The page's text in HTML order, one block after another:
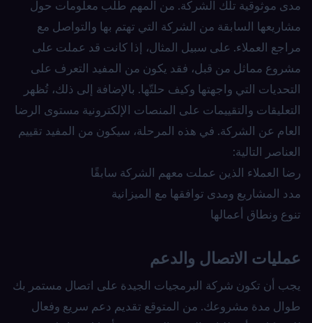
مدى موثوقية تلك الشركة. من المهم طلب معلومات حول
مشاريعها السابقة من الشركة التي تهتم بها والتواصل مع
مراجع العملاء. على سبيل المثال، إذا كانت قد عملت على
مشروع مماثل من قبل، فقد يكون من المفيد التعرف على
التحديات التي واجهتها وكيف حلتّها. بالإضافة إلى ذلك، تُظهر
التعليقات والتقييمات على المنصات الإلكترونية مستوى الرضا
العام عن الشركة. في هذه المرحلة، سيكون من المفيد تقييم
العناصر التالية:
رضا العملاء الذين عملت معهم الشركة سابقًا
مدد المشاريع ومدى توافقها مع الميزانية
تنوع ونطاق أعمالها
عمليات الاتصال والدعم
يجب أن تكون شركة البرمجيات الجيدة على اتصال مستمر بك
طوال مدة مشروعك. من المتوقع تقديم دعم سريع وفعال